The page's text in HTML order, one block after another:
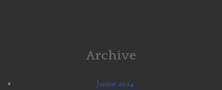
Archive
Januar 2024